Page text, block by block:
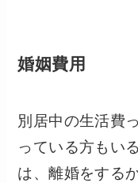
婚姻費用
別居中の生活費
っている方もい
は、離婚をする